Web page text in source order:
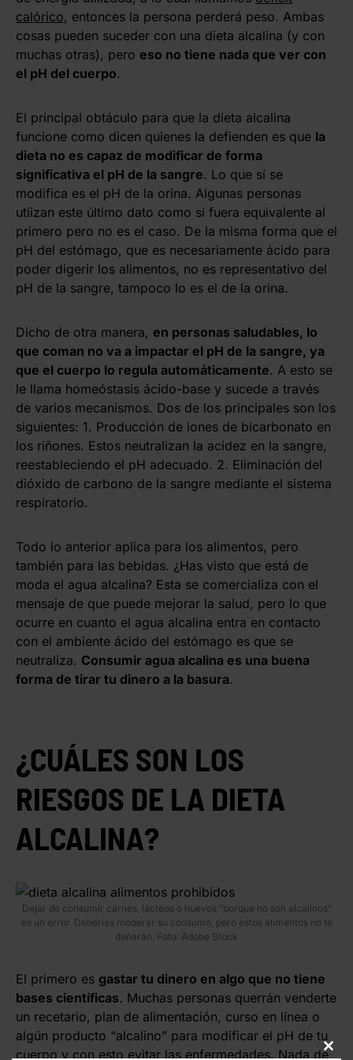
calórico, entonces la persona perderá peso. Ambas
cosas pueden suceder con una dieta alcalina (y con
muchas otras), pero eso no tiene nada que ver con
el pH del cuerpo.
El principal obtáculo para que la dieta alcalina
funcione como dicen quienes la defienden es que la
dieta no es capaz de modificar de forma
significativa el pH de la sangre. Lo que sí se
modifica es el pH de la orina. Algunas personas
utiizan este último dato como si fuera equivalente al
primero pero no es el caso. De la misma forma que el
pH del estómago, que es necesariamente ácido para
poder digerir los alimentos, no es representativo del
pH de la sangre, tampoco lo es el de la orina.
Dicho de otra manera, en personas saludables, lo
que coman no va a impactar el pH de la sangre, ya
que el cuerpo lo regula automáticamente. A esto se
le llama homeóstasis ácido-base y sucede a través
de varios mecanismos. Dos de los principales son los
siguientes: 1. Producción de iones de bicarbonato en
los riñones. Estos neutralizan la acidez en la sangre,
reestableciendo el pH adecuado. 2. Eliminación del
dióxido de carbono de la sangre mediante el sistema
respiratorio.
Todo lo anterior aplica para los alimentos, pero
también para las bebidas. ¿Has visto que está de
moda el agua alcalina? Esta se comercializa con el
mensaje de que puede mejorar la salud, pero lo que
ocurre en cuanto el agua alcalina entra en contacto
con el ambiente ácido del estómago es que se
neutraliza. Consumir agua alcalina es una buena
forma de tirar tu dinero a la basura.
¿CUÁLES SON LOS
RIESGOS DE LA DIETA
ALCALINA?
Dejar de consumir carnes, lácteos o huevos “porque no son alcalinos”
es un error. Deberías moderar su consumo, pero estos alimentos no te
dañarán. Foto: Adobe Stock
El primero es gastar tu dinero en algo que no tiene
bases científicas. Muchas personas querrán venderte
un recetario, plan de alimentación, curso en línea o
algún producto “alcalino” para modificar el pH de tu
cuerpo y con esto evitar las enfermedades. Nada de